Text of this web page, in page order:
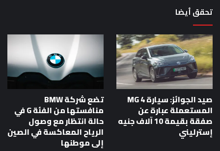
تحقق أيضا
صيد الجوائز: سيارة MG 4
المستعملة عبارة عن
صفقة بقيمة 10 آلاف جنيه
إسترليني
تضع شركة BMW
منافستها من الفئة G في
حالة انتظار مع وصول
الرياح المعاكسة في الصين
إلى موطنها